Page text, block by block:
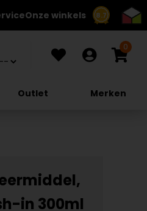
8.7
Onze winkels
0
Outlet Merken
in 300ml